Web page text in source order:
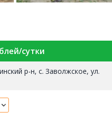
сутки
р-н, с. Заволжское, ул.